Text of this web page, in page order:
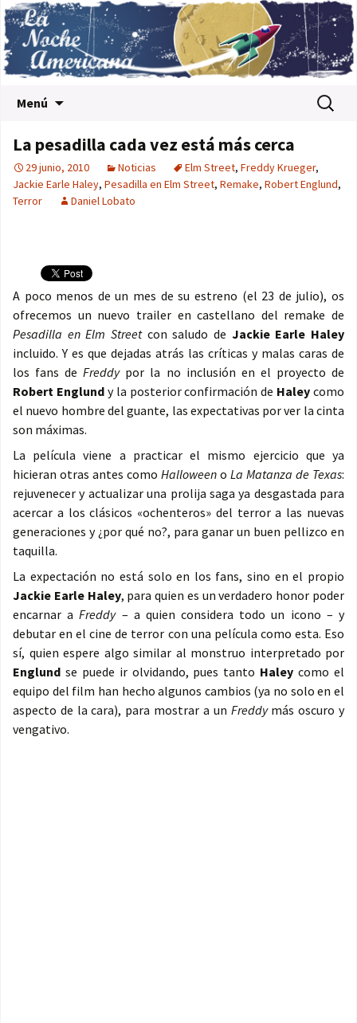
Menú Buscar:
La pesadilla cada vez está más cerca
29 junio, 2010 Noticias Elm Street, Freddy Krueger,
Jackie Earle Haley, Pesadilla en Elm Street, Remake, Robert Englund,
Terror
Daniel Lobato
A poco menos de un mes de su estreno (el 23 de julio), os
ofrecemos un nuevo trailer en castellano del remake de
Pesadilla en Elm Streetcon saludo de Jackie Earle Haley
incluido. Y es que dejadas atrás las críticas y malas caras de
los fans deFreddypor la no inclusión en el proyecto de
Robert Englundy la posterior confirmación de Haley como
el nuevo hombre del guante, las expectativas por ver la cinta
son máximas.
La película viene a practicar el mismo ejercicio que ya
hicieran otras antes como Halloween o La Matanza de Texas:
rejuvenecer y actualizar una prolija saga ya desgastada para
acercar a los clásicos «ochenteros» del terror a las nuevas
generaciones y ¿por qué no?, para ganar un buen pellizco en
taquilla.
La expectación no está solo en los fans, sino en el propio
Jackie Earle Haley, para quien es un verdadero honor poder
encarnar aFreddy– a quien considera todo un icono – y
debutar en el cine de terror con una película como esta. Eso
sí, quien espere algo similar al monstruo interpretado por
Englund se puede ir olvidando, pues tanto Haley como el
equipo del film han hecho algunos cambios (ya no solo en el
aspecto de la cara), para mostrar a un Freddymás oscuro y
vengativo.